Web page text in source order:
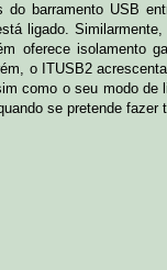
barramento USB
ligado.
oferece isolamento
o ITUSB2
como o seu modo de
se pretende fazer